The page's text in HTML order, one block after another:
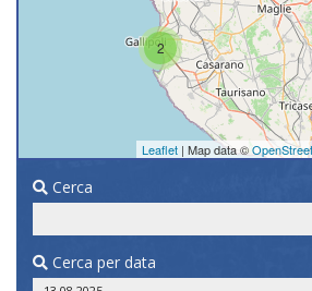
2
Leaflet | Map data ©
Cerca
Cerca per data